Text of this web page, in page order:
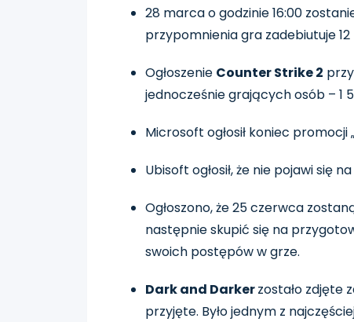
28 marca o godzinie 16:00
przypomnienia gra zadebiutuje 12
Ogłoszenie Counter Strike 2
jednocześnie grających osób – 1
Microsoft ogłosił koniec promocji
Ubisoft ogłosił, że nie pojawi się
Ogłoszono, że 25 czerwca
następnie skupić się na
swoich postępów w grze.
Dark and Darkerzostało zdjęte
przyjęte. Było jednym z